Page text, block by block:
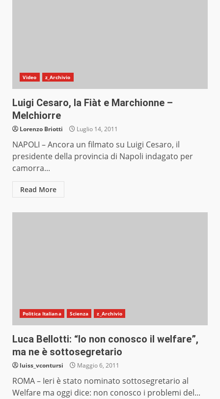
Video z_Archivio
Luigi Cesaro, la Fiàt e Marchionne –
Melchiorre
Lorenzo Briotti Luglio 14, 2011
NAPOLI – Ancora un filmato su Luigi Cesaro, il
presidente della provincia di Napoli indagato per
camorra...
Read More
Politica Italiana Scienza z_Archivio
Luca Bellotti: “Io non conosco il welfare”,
ma ne è sottosegretario
luiss_vcontursi Maggio 6, 2011
ROMA – Ieri è stato nominato sottosegretario al
Welfare ma oggi dice: non conosco i problemi del...